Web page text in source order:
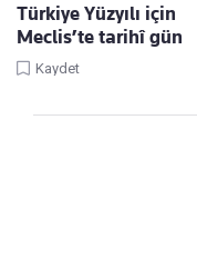
Türkiye Yüzyılı için
Meclis’te tarihî gün
Kaydet